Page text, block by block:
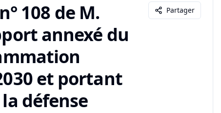
108 de M.
annexé du
et portant
défense
Partager